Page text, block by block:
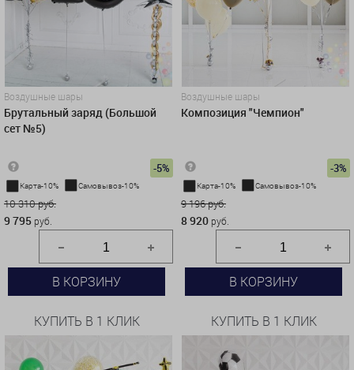
Воздушные шары
Брутальный заряд (Большой
сет №5)
-5%
Карта-10% Самовывоз-10%
10 310 руб.
9 795 руб.
В КОРЗИНУ
КУПИТЬ В 1 КЛИК
Воздушные шары
Композиция "Чемпион"
-3%
Карта-10% Самовывоз-10%
9 196 руб.
8 920 руб.
В КОРЗИНУ
КУПИТЬ В 1 КЛИК